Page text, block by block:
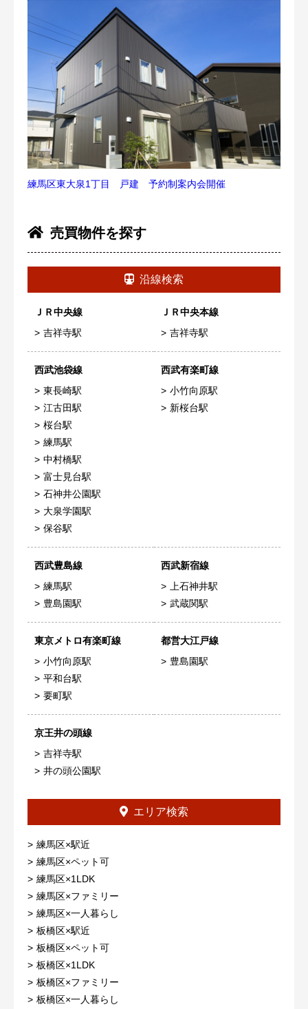
練馬区東大泉1丁目 戸建 予約制案内会開催
売買物件を探す
沿線検索
ＪＲ中央線
吉祥寺駅
ＪＲ中央本線
吉祥寺駅
西武池袋線
東長崎駅
江古田駅
桜台駅
練馬駅
中村橋駅
富士見台駅
石神井公園駅
大泉学園駅
保谷駅
西武有楽町線
小竹向原駅
新桜台駅
西武豊島線
練馬駅
豊島園駅
西武新宿線
上石神井駅
武蔵関駅
東京メトロ有楽町線
小竹向原駅
平和台駅
要町駅
都営大江戸線
豊島園駅
京王井の頭線
吉祥寺駅
井の頭公園駅
エリア検索
練馬区×駅近
練馬区×ペット可
練馬区×1LDK
練馬区×ファミリー
練馬区×一人暮らし
板橋区×駅近
板橋区×ペット可
板橋区×1LDK
板橋区×ファミリー
板橋区×一人暮らし